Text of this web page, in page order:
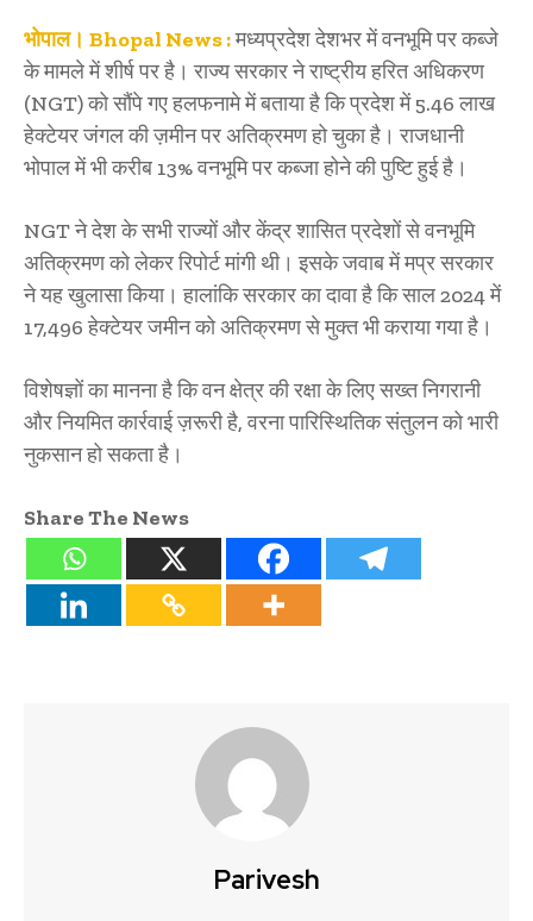
भोपाल। Bhopal News :मध्यप्रदेश देशभर में वनभूमि पर कब्जे
के मामले में शीर्ष पर है। राज्य सरकार ने राष्ट्रीय हरित अधिकरण
(NGT) को सौंपे गए हलफनामे में बताया है कि प्रदेश में 5.46 लाख
हेक्टेयर जंगल की ज़मीन पर अतिक्रमण हो चुका है। राजधानी
भोपाल में भी करीब 13% वनभूमि पर कब्जा होने की पुष्टि हुई है।
NGT ने देश के सभी राज्यों और केंद्र शासित प्रदेशों से वनभूमि
अतिक्रमण को लेकर रिपोर्ट मांगी थी। इसके जवाब में मप्र सरकार
ने यह खुलासा किया। हालांकि सरकार का दावा है कि साल 2024 में
17,496 हेक्टेयर जमीन को अतिक्रमण से मुक्त भी कराया गया है।
विशेषज्ञों का मानना है कि वन क्षेत्र की रक्षा के लिए सख्त निगरानी
और नियमित कार्रवाई ज़रूरी है, वरना पारिस्थितिक संतुलन को भारी
नुकसान हो सकता है।
Share The News
Parivesh